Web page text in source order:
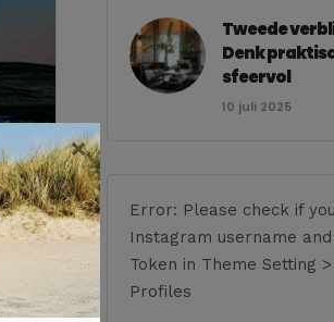
Tweede
Denk
sfeervol
10 juli 2025
Error: Please check if
Instagram username and
Token in Theme Setting
Profiles
×